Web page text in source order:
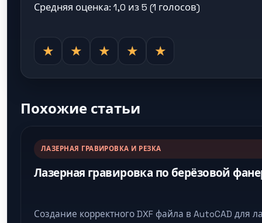
Средняя оценка: 1,0 из 5 (1 голосов)
★ ★ ★ ★ ★
Похожие статьи
ЛАЗЕРНАЯ ГРАВИРОВКА И РЕЗКА
Лазерная гравировка по берёзовой
Создание корректного DXF файла в AutoCAD для